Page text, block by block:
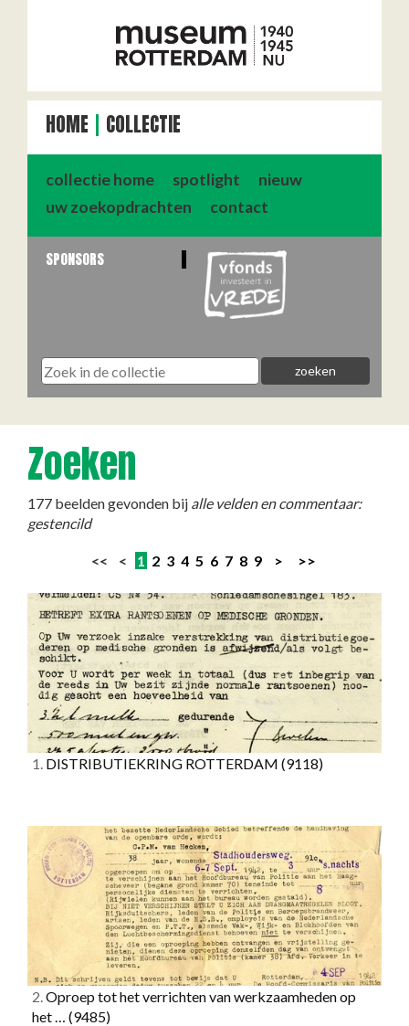
HOME COLLECTIE
collectie home spotlight
nieuw
uw zoekopdrachten
contact
SPONSORS
Zoeken
177 beelden gevonden bij alle velden en commentaar:
gestencild
<< < 1 2 3 4 5 6 7 8 9 > >>
1. DISTRIBUTIEKRING ROTTERDAM (9118)
2.Oproep tot het verrichten van werkzaamheden op
het … (9485)